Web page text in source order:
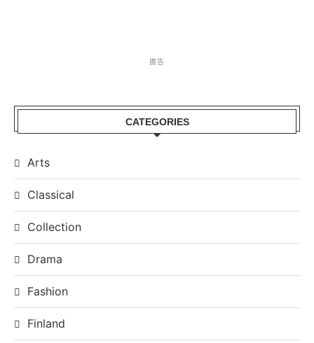
廣告
CATEGORIES
Arts
Classical
Collection
Drama
Fashion
Finland